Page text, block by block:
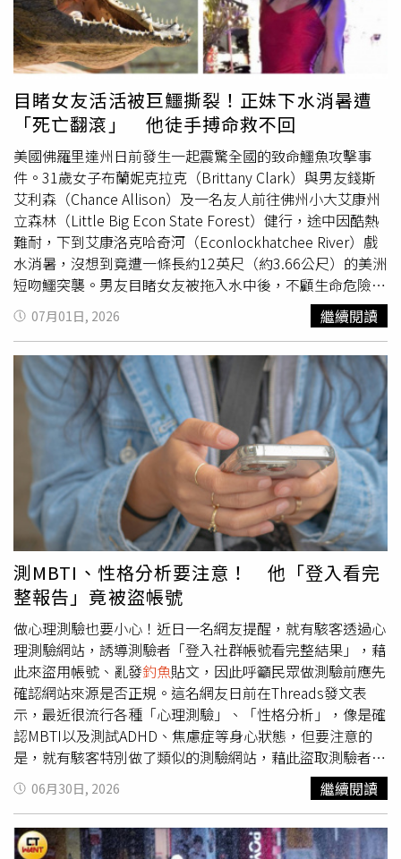
南方海域之後，屆時將視太平洋高氣壓的強度及勢力範圍而
定。如果高壓維持較強，巴威持續偏西，更接近甚至影響台
灣。反之，若高壓減弱較快，則有機會提前北轉，朝日本琉
球方向前進。」粉專強調，目前整體預報對於後期仍存在不
小的不確定性，因此，現在還不宜過早下定論，再持續觀察
2至3天，預報可望逐漸明朗。粉專也提醒「無論巴威是否侵
襲台灣，受其龐大環流影響，下週三（8日）起東半部沿
海、北海岸及恆春半島一帶，都有發生長浪的機會，若有安
排海邊、衝浪、潛水、釣魚或其他海上活動，建議提前取消
或延期。」對此，天氣職人吳聖宇今也在臉書粉專發文指
出，巴威颱風生成不到24小時已經增強為中度颱風，結構完
整，颱風眼已經清楚可見，強度仍在快速增強中，預估今晚
就可以達到強烈颱風等級，也就是有機會挑戰生成後36至
48小時就達到強烈颱風的威力，「果然在良好海溫、大氣條
件配合下，颱風發展的速度就會非常快，預報模式幾乎都有
掌握到這種快速增強的情況。」吳聖宇補充，巴威颱風預期
會進入3至4天加速向西北西移動的階段，除了速度加快之
外，同時也要密切觀察它環流擴大的情況，預報資料大多預
測未來這3至4天內除了威力增強以及加速移動外，颱風的環
流也會明顯擴大（含暴風圈半徑以及外圍環流範圍），這個
颱風環流大小的變化對於下週颱風北轉的情況可能會很重
要，因此可以多加觀察留意。吳聖宇續稱，目前的路徑預報
仍是要看關鍵的8日至9日這2天高壓調整以及颱風北轉的程
度，傳統物理模式跟AI調整模式之間仍未能達成一致共識，
不過差距已經較為縮小，應該明後天週末期間（4至5日）就
會更趨於明朗，然後就準備進入實質討論風雨影響程度的階
段。如果直接侵襲的話風雨會很強烈而且全台皆受影響，反
之如果北轉角度較大，在台灣以東到琉球群島一帶北上，因
為這颱風預報範圍很大，台灣這邊還是會有比較明顯的天氣
變化情況。吳聖宇提醒，「總之要請大家預先做好防颱準
備，並且在9~12日之間有行程安排的朋友要隨時做好可能
必須要調整的情況。」至於南海西部的雲團則是今天凌晨生
成的今年第10號颱風梅莎，吳聖宇指出，對台灣沒有影響，
不過未來這2至3天內將為海南島、廣西以及廣東（含港澳）
一帶造成影響，有機會出現明顯的降雨，要前往這些地方的
朋友請多留意。
目睹女友活活被巨鱷撕裂！正妹下水消暑遭
「死亡翻滾」 他徒手搏命救不回
美國佛羅里達州日前發生一起震驚全國的致命鱷魚攻擊事
件。31歲女子布蘭妮克拉克（Brittany Clark）與男友錢斯
艾利森（Chance Allison）及一名友人前往佛州小大艾康州
立森林（Little Big Econ State Forest）健行，途中因酷熱
難耐，下到艾康洛克哈奇河（Econlockhatchee River）戲
水消暑，沒想到竟遭一條長約12英尺（約3.66公尺）的美洲
短吻鱷突襲。男友目睹女友被拖入水中後，不顧生命危險衝
上前與巨鱷徒手搏鬥，一度成功將她拉回岸邊，但仍無法阻
止悲劇發生，布蘭妮最終因失血過多，在送醫途中宣告不
治。布蘭妮的男友錢斯艾利森目睹女友遭鱷魚襲擊，第一時
間衝上前徒手搏鬥，仍無法挽回悲劇。（圖／翻攝自臉書，
Chance Allison、Brittany Clark）根據《People》、《紐約
郵報》（New York Post）、《太陽報》（The Sun）及
ETtoday等報導，事故發生於6月28日下午，三人當時行經
巴爾街步道（Barr Street Trailhead）附近，因天氣炎熱，
臨時決定走進河中降溫。當時河水僅約3英尺（約91公分）
深，大約到成人腰部高度，看似相當安全，因此沒有人察覺
危險正在逼近。佛羅里達州魚類與野生動物保育委員會
（Florida Fish and Wildlife Conservation Commission，
FWC）調查指出，三人並未餵食、挑釁或接近鱷魚，而是遭
到突如其來的攻擊。法醫報告顯示，巨鱷先咬住布蘭妮其中
一隻手臂，隨後施展俗稱「死亡翻滾」（Death Roll）的捕
食方式，不斷高速翻轉身體，利用強大的扭力撕裂獵物組
織，企圖將人拖入水中活活溺斃。眼見女友被攻擊，錢斯毫
不猶豫跳進水裡，徒手與巨鱷展開搏鬥，死命抓住布蘭妮不
讓她被拖走。他一度成功把女友其中一隻手臂硬生生從鱷魚
口中拉出，但巨鱷隨即再次發動攻擊，轉而咬住另一隻手
臂，猛烈撕扯，導致布蘭妮雙臂幾乎全遭撕裂，現場血流如
注。直到鱷魚最終鬆口游離，錢斯與同行友人才趕緊將她拖
回岸上。三人隨即展開急救，錢斯一邊替女友止血，一邊與
友人輪流施行心肺復甦術（CPR），並立即撥打911報案。
警方公開的911錄音完整記錄當時混亂情況，友人哭喊著向
接線員表示：「拜託快一點！她的一隻手臂整個被咬斷，另
07月01日, 2026 繼續閱讀
測MBTI、性格分析要注意！ 他「登入看完
整報告」竟被盜帳號
做心理測驗也要小心！近日一名網友提醒，就有駭客透過心
理測驗網站，誘導測驗者「登入社群帳號看完整結果」，藉
此來盜用帳號、亂發釣魚貼文，因此呼籲民眾做測驗前應先
確認網站來源是否正規。這名網友日前在Threads發文表
示，最近很流行各種「心理測驗」、「性格分析」，像是確
認MBTI以及測試ADHD、焦慮症等身心狀態，但要注意的
是，就有駭客特別做了類似的測驗網站，藉此盜取測驗者的
資料。原PO提到，當時他的弟弟點進該網站做測驗，準備
看測驗結果的詳細內容時，網頁出現「為了儲存您的測驗結
果，請先登入Facebook / Instagram」或者「分享到
Threads解鎖完整報告」，而弟弟依照指示輸入帳號密碼，
06月30日, 2026 繼續閱讀